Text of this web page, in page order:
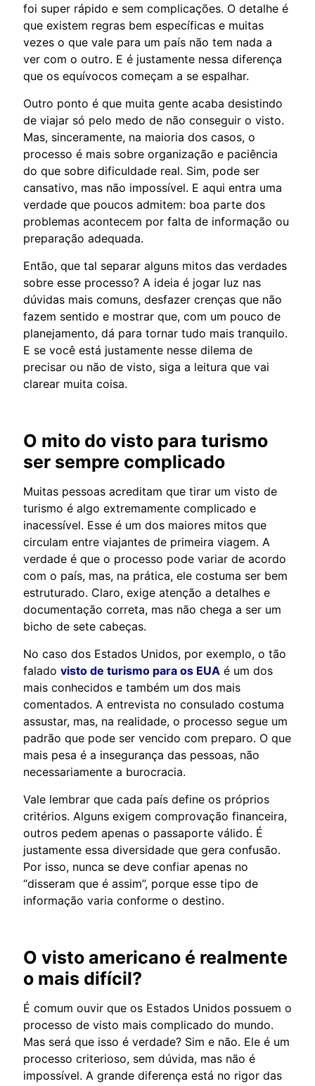
foi super rápido e sem complicações. O detalhe é
que existem regras bem específicas e muitas
vezes o que vale para um país não tem nada a
ver com o outro. E é justamente nessa diferença
que os equívocos começam a se espalhar.
Outro ponto é que muita gente acaba desistindo
de viajar só pelo medo de não conseguir o visto.
Mas, sinceramente, na maioria dos casos, o
processo é mais sobre organização e paciência
do que sobre dificuldade real. Sim, pode ser
cansativo, mas não impossível. E aqui entra uma
verdade que poucos admitem: boa parte dos
problemas acontecem por falta de informação ou
preparação adequada.
Então, que tal separar alguns mitos das verdades
sobre esse processo? A ideia é jogar luz nas
dúvidas mais comuns, desfazer crenças que não
fazem sentido e mostrar que, com um pouco de
planejamento, dá para tornar tudo mais tranquilo.
E se você está justamente nesse dilema de
precisar ou não de visto, siga a leitura que vai
clarear muita coisa.
O mito do visto para turismo
ser sempre complicado
Muitas pessoas acreditam que tirar um visto de
turismo é algo extremamente complicado e
inacessível. Esse é um dos maiores mitos que
circulam entre viajantes de primeira viagem. A
verdade é que o processo pode variar de acordo
com o país, mas, na prática, ele costuma ser bem
estruturado. Claro, exige atenção a detalhes e
documentação correta, mas não chega a ser um
bicho de sete cabeças.
No caso dos Estados Unidos, por exemplo, o tão
falado visto de turismo para os EUA é um dos
mais conhecidos e também um dos mais
comentados. A entrevista no consulado costuma
assustar, mas, na realidade, o processo segue um
padrão que pode ser vencido com preparo. O que
mais pesa é a insegurança das pessoas, não
necessariamente a burocracia.
Vale lembrar que cada país define os próprios
critérios. Alguns exigem comprovação financeira,
outros pedem apenas o passaporte válido. É
justamente essa diversidade que gera confusão.
Por isso, nunca se deve confiar apenas no
“disseram que é assim”, porque esse tipo de
informação varia conforme o destino.
O visto americano é realmente
o mais difícil?
É comum ouvir que os Estados Unidos possuem o
processo de visto mais complicado do mundo.
Mas será que isso é verdade? Sim e não. Ele é um
processo criterioso, sem dúvida, mas não é
impossível. A grande diferença está no rigor das